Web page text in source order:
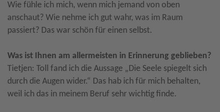
Wie fühle ich mich, wenn mich jemand von oben
anschaut? Wie nehme ich gut wahr, was im Raum
passiert? Das war schön für einen selbst.
Was ist Ihnen am allermeisten in Erinnerung geblieben?
Tietjen: Toll fand ich die Aussage „Die Seele spiegelt sich
durch die Augen wider.“ Das hab ich für mich behalten,
weil ich das in meinem Beruf sehr wichtig finde.